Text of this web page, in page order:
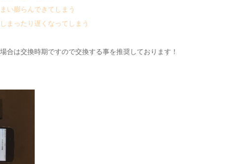
い膨らんできてしまう
まったり遅くなってしまう
合は交換時期ですので交換する事を推奨しております！